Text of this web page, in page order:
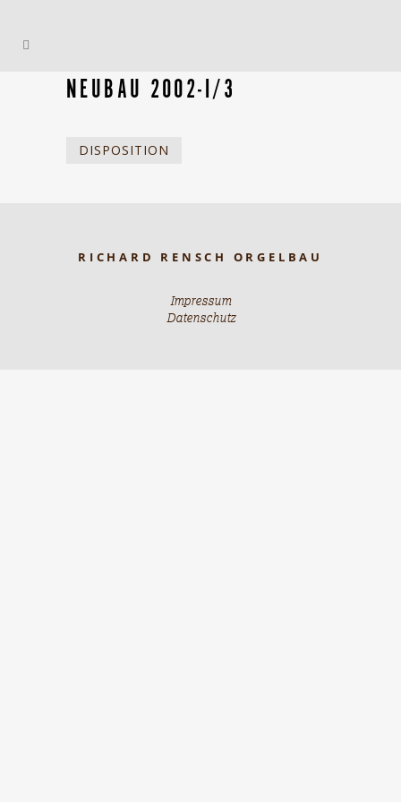
NEUBAU 2002-I/3
DISPOSITION
RICHARD RENSCH ORGELBAU
Impressum
Datenschutz